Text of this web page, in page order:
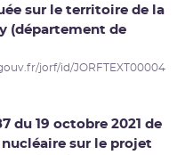
sur le territoire de la
(département de
jorf/id/JORFTEXT00004
du 19 octobre 2021 de
sur le projet